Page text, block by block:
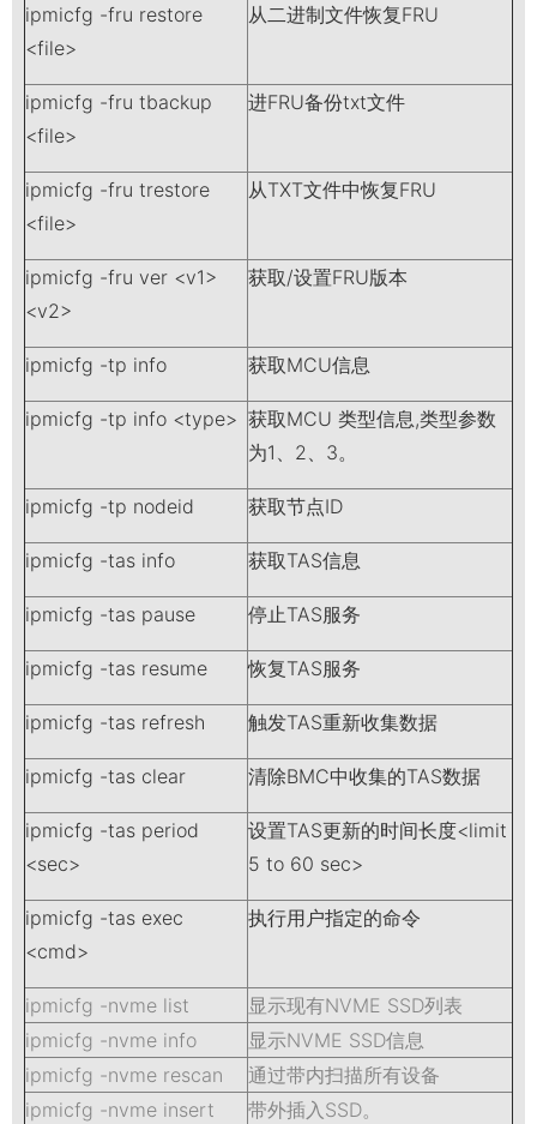
ipmicfg -fru restore
<file>
从二进制文件恢复FRU
ipmicfg -fru tbackup
<file>
进FRU备份txt文件
ipmicfg -fru trestore
<file>
从TXT文件中恢复FRU
ipmicfg -fru ver <v1>
<v2>
获取/设置FRU版本
ipmicfg -tp info 获取MCU信息
ipmicfg -tp info <type> 获取MCU 类型信息,类型参数
为1、2、3。
ipmicfg -tp nodeid 获取节点ID
ipmicfg -tas info 获取TAS信息
ipmicfg -tas pause 停止TAS服务
ipmicfg -tas resume 恢复TAS服务
ipmicfg -tas refresh 触发TAS重新收集数据
ipmicfg -tas clear 清除BMC中收集的TAS数据
ipmicfg -tas period
<sec>
设置TAS更新的时间长度<limit
5 to 60 sec>
ipmicfg -tas exec
<cmd>
执行用户指定的命令
ipmicfg -nvme list
显示现有NVME SSD列表
ipmicfg -nvme info
显示NVME SSD信息
ipmicfg -nvme rescan
通过带内扫描所有设备
ipmicfg -nvme insert
带外插入SSD。